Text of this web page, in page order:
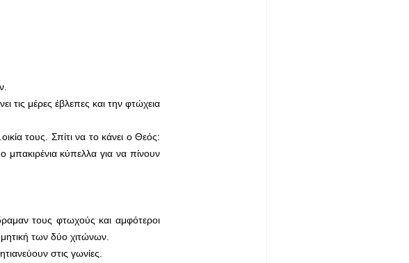
μέρες έβλεπες και την φτώχεια
τους. Σπίτι να το κάνει ο Θεός:
μπακιρένια κύπελλα για να πίνουν
τους φτωχούς και αμφότεροι
των δύο χιτώνων.
στις γωνίες.